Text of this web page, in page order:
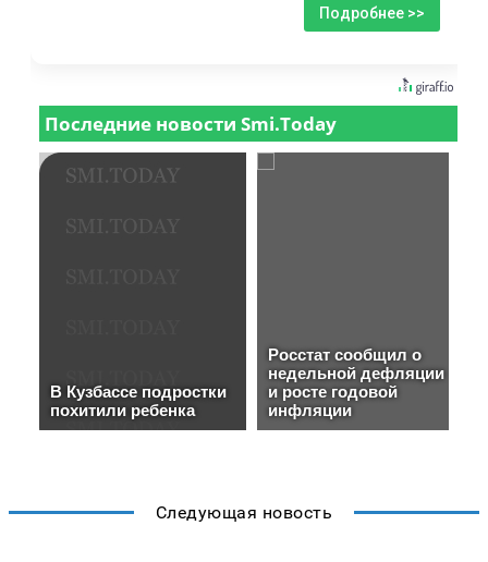
Подробнее >>
Следующая новость